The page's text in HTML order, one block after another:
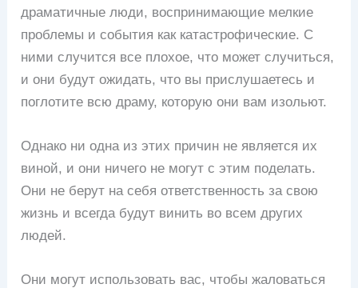
драматичные люди, воспринимающие мелкие
проблемы и события как катастрофические. С
ними случится все плохое, что может случиться,
и они будут ожидать, что вы прислушаетесь и
поглотите всю драму, которую они вам изольют.
Однако ни одна из этих причин не является их
виной, и они ничего не могут с этим поделать.
Они не берут на себя ответственность за свою
жизнь и всегда будут винить во всем других
людей.
Они могут использовать вас, чтобы жаловаться